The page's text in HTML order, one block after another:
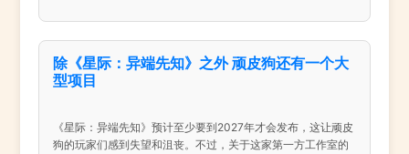
除《星际：异端先知》之外 顽皮狗还有一个大
型项目
《星际：异端先知》预计至少要到2027年才会发布，这让顽皮
狗的玩家们感到失望和沮丧。不过，关于这家第一方工作室的